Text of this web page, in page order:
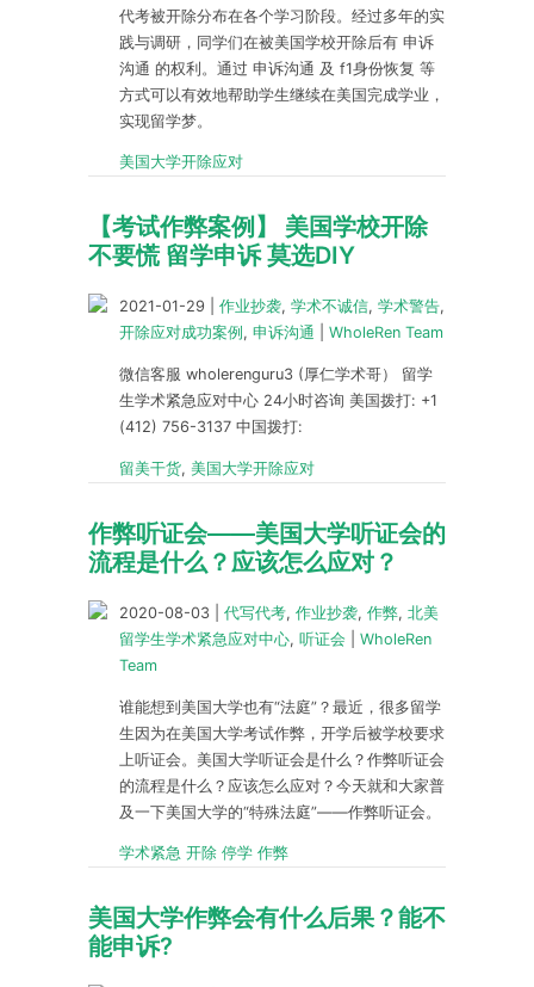
代考被开除分布在各个学习阶段。经过多年的实
践与调研，同学们在被美国学校开除后有 申诉
沟通 的权利。通过 申诉沟通 及 f1身份恢复 等
方式可以有效地帮助学生继续在美国完成学业，
实现留学梦。
美国大学开除应对
【考试作弊案例】 美国学校开除
不要慌 留学申诉 莫选DIY
2021-01-29 作业抄袭, 学术不诚信, 学术警告,
开除应对成功案例 , 申诉沟通 WholeRen Team
微信客服 wholerenguru3 (厚仁学术哥） 留学
生学术紧急应对中心 24小时咨询 美国拨打: +1
(412) 756-3137 中国拨打:
留美干货, 美国大学开除应对
作弊听证会——美国大学听证会的
流程是什么？应该怎么应对？
2020-08-03 代写代考, 作业抄袭, 作弊, 北美
留学生学术紧急应对中心, 听证会
WholeRen
Team
谁能想到美国大学也有“法庭”？最近，很多留学
生因为在美国大学考试作弊，开学后被学校要求
上听证会。美国大学听证会是什么？作弊听证会
的流程是什么？应该怎么应对？今天就和大家普
及一下美国大学的“特殊法庭”——作弊听证会。
学术紧急 开除 停学 作弊
美国大学作弊会有什么后果？能不
能申诉?